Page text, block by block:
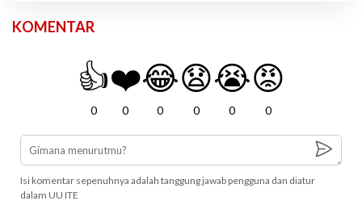
KOMENTAR
👍
0
❤️
0
😂
0
😧
0
😭
0
😡
0
Isi komentar sepenuhnya adalah tanggung jawab pengguna dan diatur
dalam UU ITE